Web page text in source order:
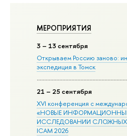
МЕРОПРИЯТИЯ
3 – 13 сентября
Открываем Россию заново:
экспедиция в Томск
21 – 25 сентября
XVI конференция с
«НОВЫЕ
ИССЛЕДОВАНИИ СЛОЖНЫХ
ICAM 2026